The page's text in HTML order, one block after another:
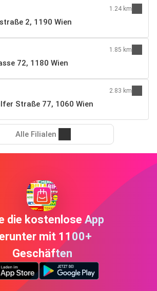
2, 1190 Wien
1.24 km
72, 1180 Wien
1.85 km
Straße 77, 1060 Wien
2.83 km
Alle Filialen
die kostenlose App
mit 1100+
Geschäften